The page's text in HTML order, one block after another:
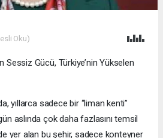
Oku)
Sessiz Gücü, Türkiye’nin Yükselen
yıllarca sadece bir “liman kenti”
aslında çok daha fazlasını temsil
yer alan bu şehir, sadece konteyner